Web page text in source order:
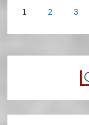
signori
Paginazione
1 2 3